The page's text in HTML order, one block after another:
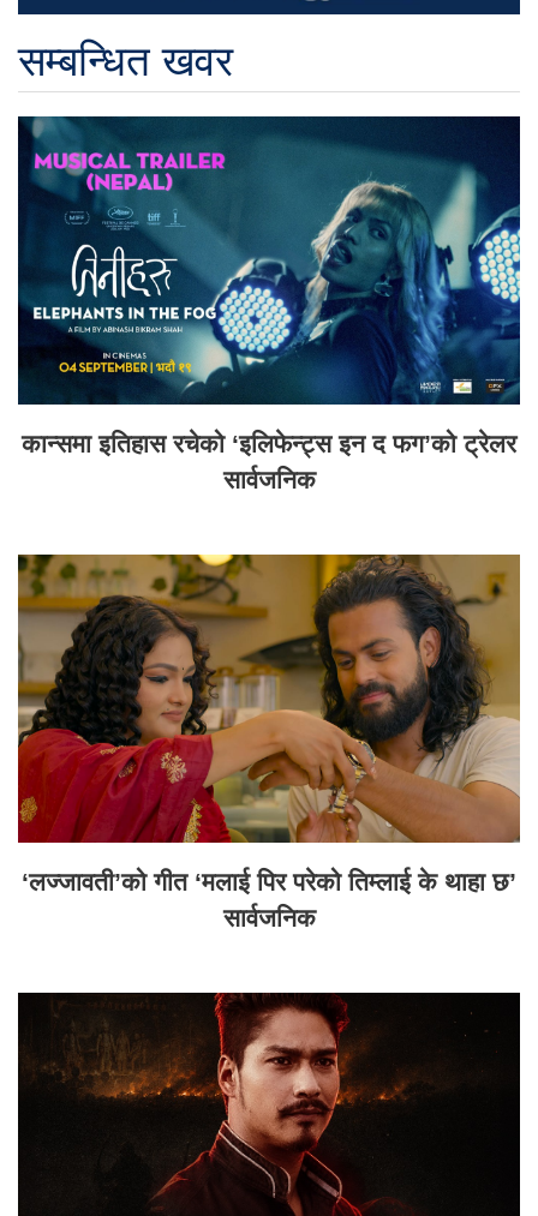
सम्बन्धित खवर
कान्समा इतिहास रचेको ‘इलिफेन्ट्स इन द फग’को ट्रेलर
सार्वजनिक
‘लज्जावती’को गीत ‘मलाई पिर परेको तिम्लाई के थाहा छ’
सार्वजनिक